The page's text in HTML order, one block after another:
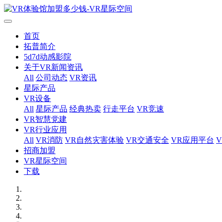
首页
拓普简介
5d7d动感影院
关于VR新闻资讯
All 公司动态 VR资讯
星际产品
VR设备
All 星际产品 经典热卖 行走平台 VR竞速
VR智慧党建
VR行业应用
All VR消防 VR自然灾害体验 VR交通安全 VR应用平台
招商加盟
VR星际空间
下载